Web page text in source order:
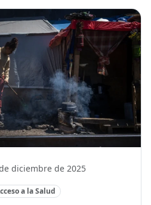
diciembre de 2025
a la Salud